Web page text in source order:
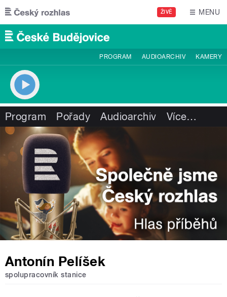
Přejít k hlavnímu obsahu
ŽIVĚ MENU
PROGRAM AUDIOARCHIV KAMERY
Program Pořady Audioarchiv Více…
Antonín Pelíšek
spolupracovník stanice